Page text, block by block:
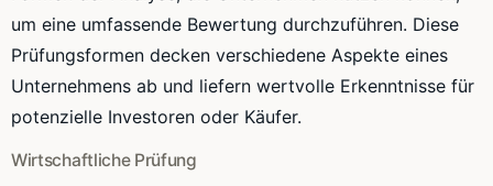
um eine umfassende Bewertung durchzuführen. Diese
Prüfungsformen decken verschiedene Aspekte eines
Unternehmens ab und liefern wertvolle Erkenntnisse für
potenzielle Investoren oder Käufer.
Wirtschaftliche Prüfung